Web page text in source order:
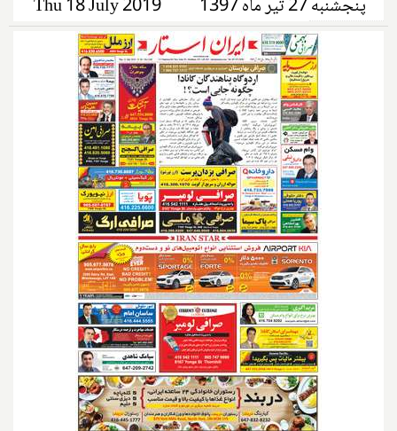
پنجشنبه 27 تیر ماه 1397 Thu 18 July 2019